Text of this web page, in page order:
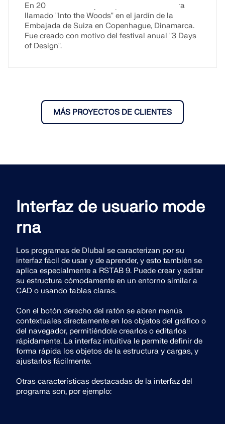
En 2021, se construyó un pabellón de madera
llamado "Into the Woods" en el jardín de la
Embajada de Suiza en Copenhague, Dinamarca.
Fue creado con motivo del festival anual "3 Days
of Design".
MÁS PROYECTOS DE CLIENTES
Interfaz de usuario mode
rna
Los programas de Dlubal se caracterizan por su
interfaz fácil de usar y de aprender, y esto también se
aplica especialmente a RSTAB 9. Puede crear y editar
su estructura cómodamente en un entorno similar a
CAD o usando tablas claras.
Con el botón derecho del ratón se abren menús
contextuales directamente en los objetos del gráfico o
del navegador, permitiéndole crearlos o editarlos
rápidamente. La interfaz intuitiva le permite definir de
forma rápida los objetos de la estructura y cargas, y
ajustarlos fácilmente.
Otras características destacadas de la interfaz del
programa son, por ejemplo: